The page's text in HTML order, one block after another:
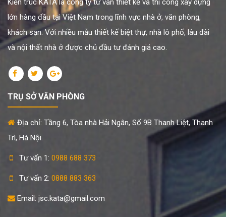
Kiến trúc KATA là công ty tư vấn thiết kế và thi công xây dựng
lớn hàng đầu tại Việt Nam trong lĩnh vực nhà ở, văn phòng,
khách sạn. Với nhiều mẫu thiết kế biệt thự, nhà lô phố, lâu đài
và nội thất nhà ở được chủ đầu tư đánh giá cao.
TRỤ SỞ VĂN PHÒNG
Địa chỉ: Tầng 6, Tòa nhà Hải Ngân, Số 9B Thanh Liệt, Thanh
Trì, Hà Nội.
Tư vấn 1: 0988 688 373
Tư vấn 2: 0888 883 363
Email: jsc.kata@gmail.com